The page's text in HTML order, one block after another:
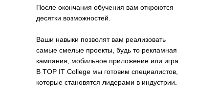
После окончания обучения вам откроются
десятки возможностей.
Ваши навыки позволят вам реализовать
самые смелые проекты, будь то рекламная
кампания, мобильное приложение или игра.
В TOP IT College мы готовим специалистов,
которые становятся лидерами в индустрии.